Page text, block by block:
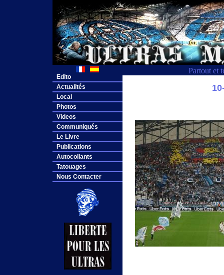
Partout et
Edito
Actualités
Local
Photos
Videos
Communiqués
Le Livre
Publications
Autocollants
Tatouages
Nous Contacter